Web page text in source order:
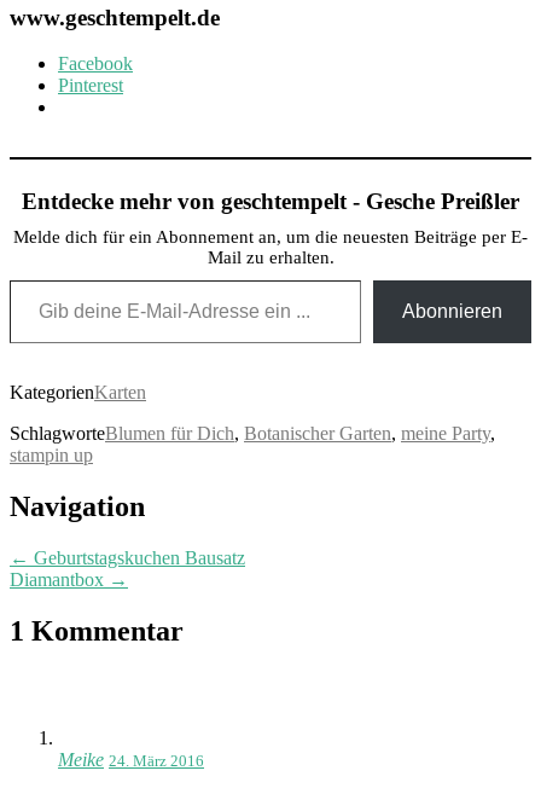
www.geschtempelt.de
Facebook
Pinterest
Entdecke mehr von geschtempelt - Gesche Preißler
Melde dich für ein Abonnement an, um die neuesten Beiträge per E-
Mail zu erhalten.
Gib deine E-Mail-Adresse ein ...
Abonnieren
KategorienKarten
SchlagworteBlumen für Dich, Botanischer Garten, meine Party,
stampin up
Post
Navigation
← Geburtstagskuchen Bausatz
Diamantbox →
1 Kommentar
Meike 24. März 2016